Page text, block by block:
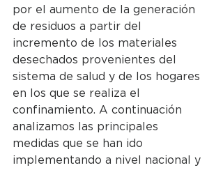
por el aumento de la generación
de residuos a partir del
incremento de los materiales
desechados provenientes del
sistema de salud y de los hogares
en los que se realiza el
confinamiento. A continuación
analizamos las principales
medidas que se han ido
implementando a nivel nacional y